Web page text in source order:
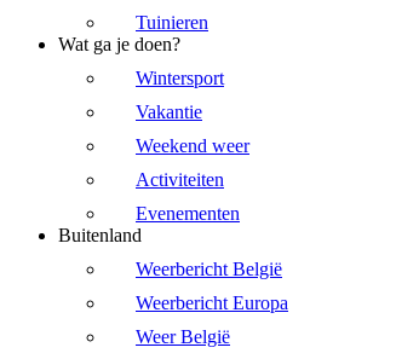
Tuinieren
Wat ga je doen?
Wintersport
Vakantie
Weekend weer
Activiteiten
Evenementen
Buitenland
Weerbericht België
Weerbericht Europa
Weer België